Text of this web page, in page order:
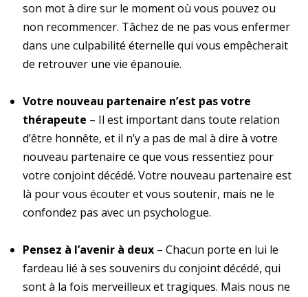
son mot à dire sur le moment où vous pouvez ou
non recommencer. Tâchez de ne pas vous enfermer
dans une culpabilité éternelle qui vous empêcherait
de retrouver une vie épanouie.
Votre nouveau partenaire n’est pas votre
thérapeute – Il est important dans toute relation
d’être honnête, et il n’y a pas de mal à dire à votre
nouveau partenaire ce que vous ressentiez pour
votre conjoint décédé. Votre nouveau partenaire est
là pour vous écouter et vous soutenir, mais ne le
confondez pas avec un psychologue.
Pensez à l’avenir à deux – Chacun porte en lui le
fardeau lié à ses souvenirs du conjoint décédé, qui
sont à la fois merveilleux et tragiques. Mais nous ne